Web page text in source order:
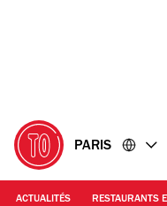
PARIS
ACTUALITÉS RESTAURANTS